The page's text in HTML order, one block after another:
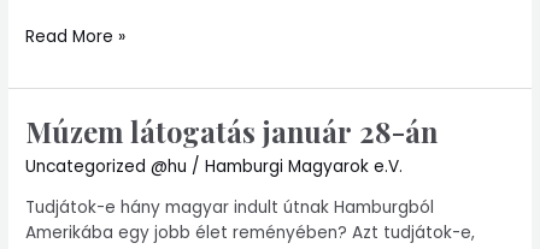
Read More »
Múzem látogatás január 28-án
Uncategorized @hu /Hamburgi Magyarok e.V.
Tudjátok-e hány magyar indult útnak Hamburgból
Amerikába egy jobb élet reményében? Azt tudjátok-e,
Múzem
látogatás
január
28-
án